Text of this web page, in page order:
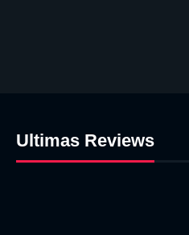
Ultimas Reviews